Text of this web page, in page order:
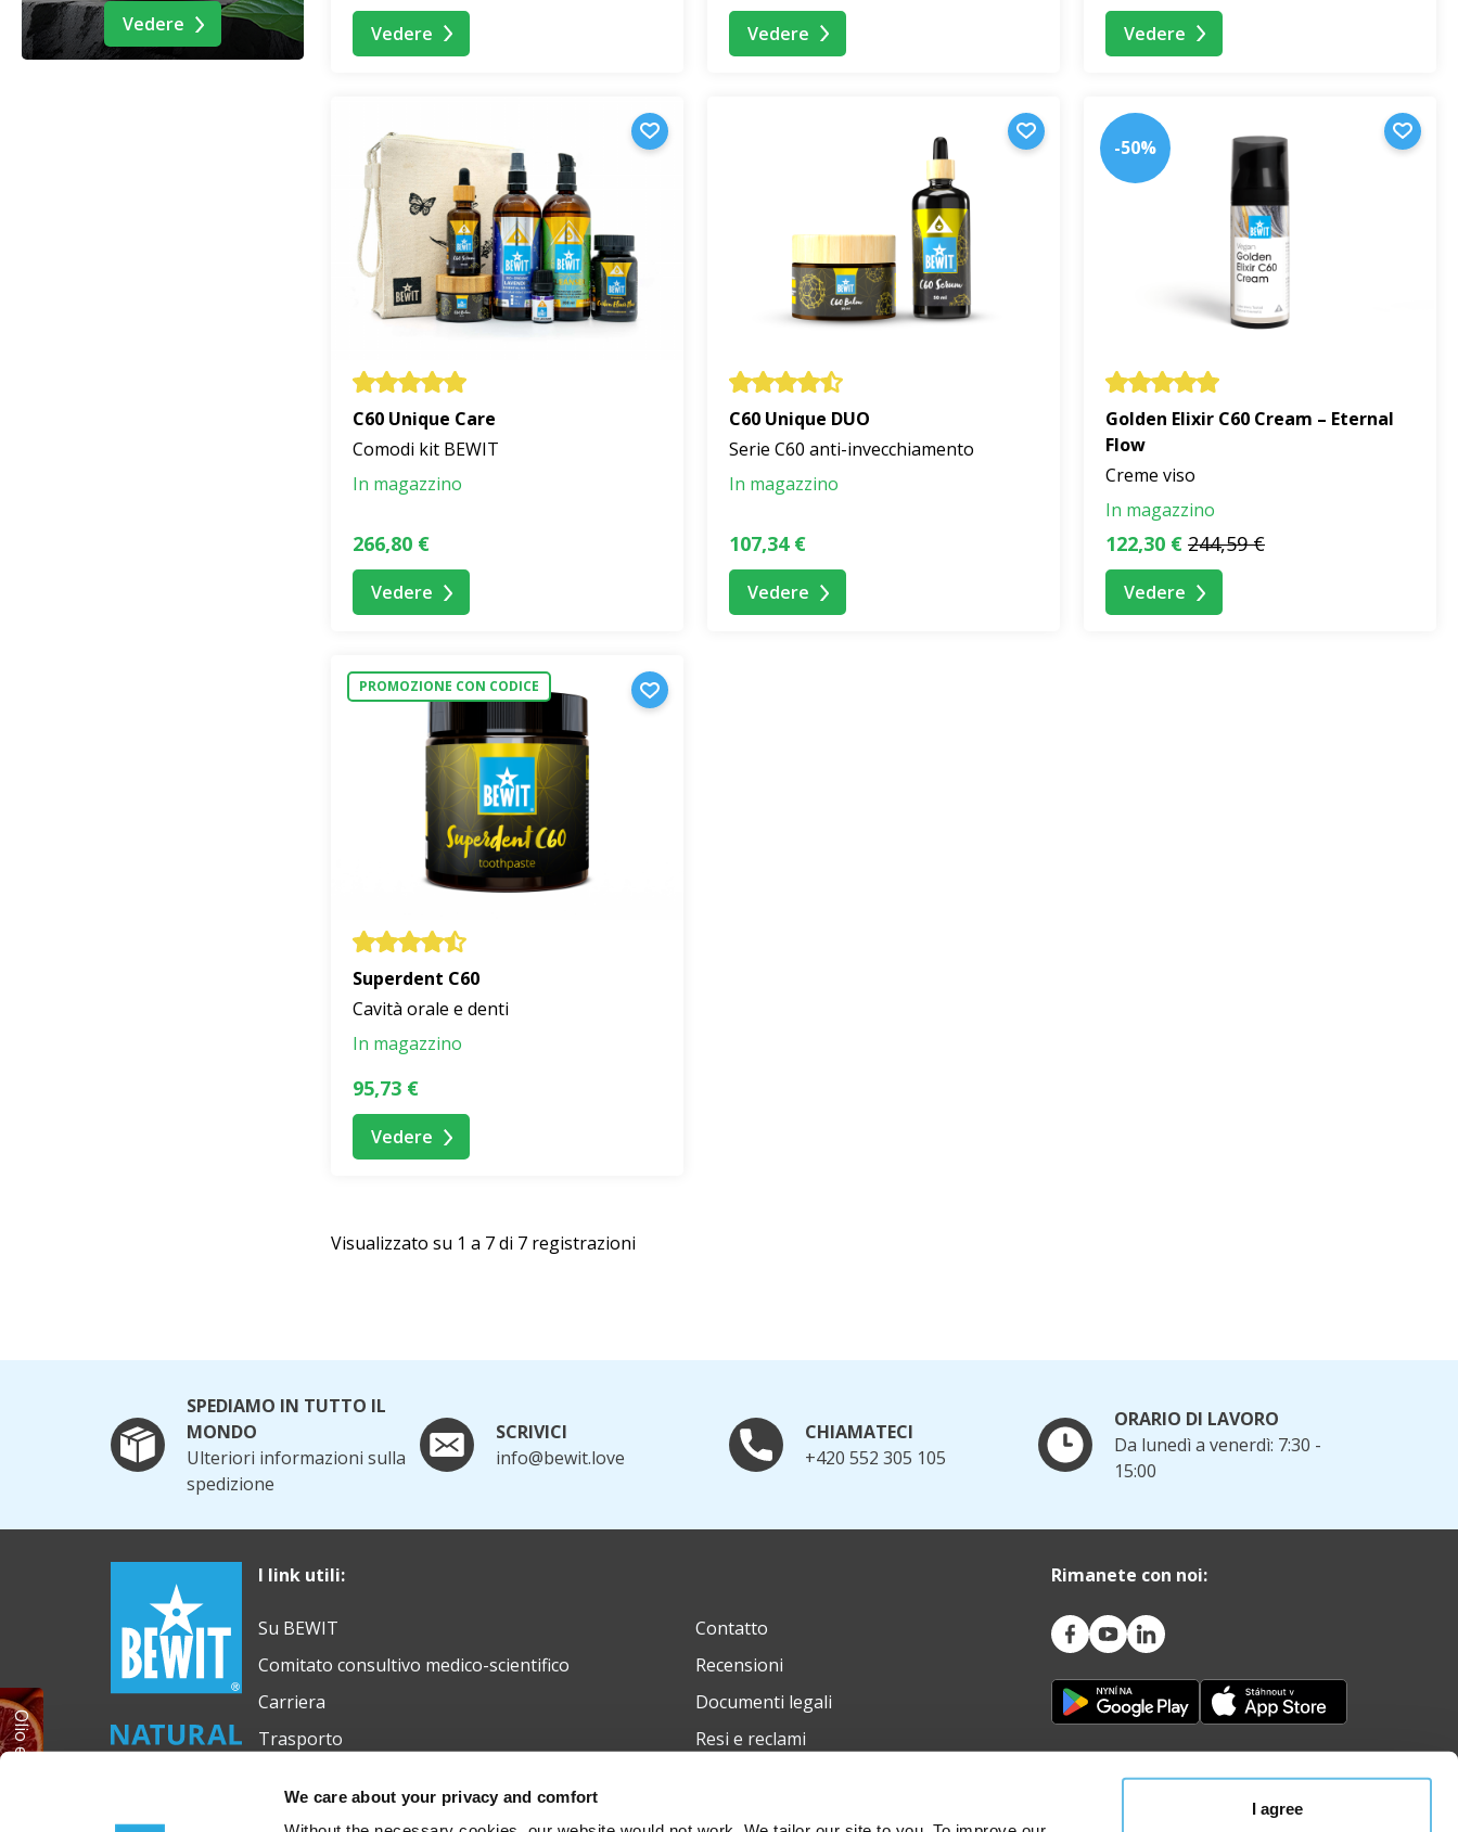
We care about your privacy and comfort
I agree
Vedere Vedere Vedere Vedere
C60 Unique Care
Comodi kit BEWIT
In magazzino
266,80 €
Vedere
C60 Unique DUO
Serie C60 anti-invecchiamento
In magazzino
107,34 €
Vedere
-50%
Golden Elixir C60 Cream – Eternal
Flow
Creme viso
In magazzino
122,30 € 244,59 €
Vedere
PROMOZIONE CON CODICE
Superdent C60
Cavità orale e denti
In magazzino
95,73 €
Vedere
Visualizzato su 1 a 7 di 7 registrazioni
SPEDIAMO IN TUTTO IL
MONDO
Ulteriori informazioni sulla
spedizione
SCRIVICI
info@bewit.love
CHIAMATECI
+420 552 305 105
ORARIO DI LAVORO
Da lunedì a venerdì: 7:30 -
15:00
I link utili:
Su BEWIT
Comitato consultivo medico-scientifico
Carriera
Trasporto
Contatto
Recensioni
Documenti legali
Resi e reclami
Rimanete con noi: